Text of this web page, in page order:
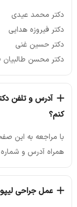
دکتر محمد عیدی
دکتر فیروزه هدایی
دکتر حسین غنی
دکتر محسن طالبیان
آدرس و تلفن
کنم؟
با مراجعه به این
همراه آدرس و
عمل جراحی